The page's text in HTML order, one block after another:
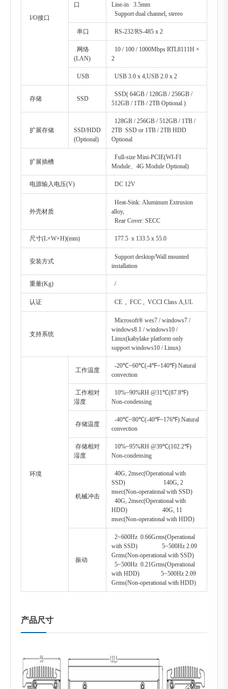
I/O接口
口
Line-in 3.5mm
Support dual channel, stereo
串口 RS-232/RS-485 x 2
网络
(LAN)
10 / 100 / 1000Mbps RTL8111H ×
2
USB USB 3.0 x 4,USB 2.0 x 2
存储 SSD
SSD( 64GB / 128GB / 256GB /
512GB / 1TB / 2TB Optional )
扩展存储
SSD/HDD
(Optional)
128GB / 256GB / 512GB / 1TB /
2TB SSD or 1TB / 2TB HDD
Optional
扩展插槽
Full-size Mini-PCIE(WI-FI
Module、4G Module Optional)
电源输入电压(V) DC 12V
外壳材质
Heat-Sink: Aluminum Extrusion
alloy,
Rear Cover: SECC
尺寸(L×W×H)(mm) 177.5 x 133.5 x 55.0
安装方式
Support desktop/Wall mounted
installation
重量(Kg) /
认证 CE , FCC , VCCI Class A,UL
支持系统
Microsoft® wes7 / windows7 /
windows8.1 / windows10 /
Linux(kabylake platform only
support windows10 / Linux)
环境
工作温度
-20℃~60℃(-4℉~140℉) Natural
convection
工作相对
湿度
10%~90%RH @31℃(87.8℉)
Non-condensing
存储温度
-40℃~80℃(-40℉~176℉) Natural
convection
存储相对
湿度
10%~95%RH @39℃(102.2℉)
Non-condensing
机械冲击
40G, 2msec(Operational with
SSD) 140G, 2
msec(Non-operational with SSD)
40G, 2msec(Operational with
HDD) 40G, 11
msec(Non-operational with HDD)
振动
2~600Hz 0.66Grms(Operational
with SSD) 5~500Hz 2.09
Grms(Non-operational with SSD)
5~500Hz 0.21Grms(Operational
with HDD) 5~500Hz 2.09
Grms(Non-operational with HDD)
产品尺寸